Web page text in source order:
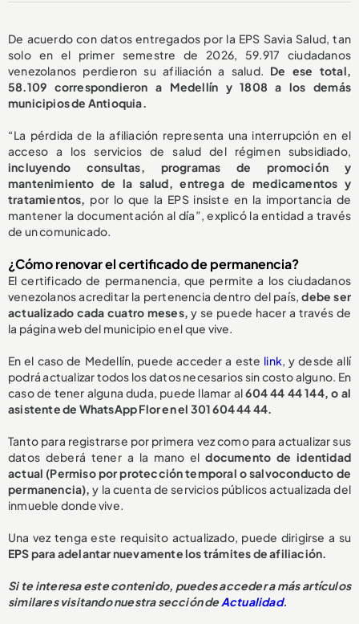
De acuerdo con datos entregados por la EPS Savia Salud, tan
solo en el primer semestre de 2026, 59.917 ciudadanos
venezolanos perdieron su afiliación a salud. De ese total,
58.109 correspondieron a Medellín y 1808 a los demás
municipios de Antioquia.
“La pérdida de la afiliación representa una interrupción en el
acceso a los servicios de salud del régimen subsidiado,
incluyendo consultas, programas de promoción y
mantenimiento de la salud, entrega de medicamentos y
tratamientos, por lo que la EPS insiste en la importancia de
mantener la documentación al día”, explicó la entidad a través
de un comunicado.
¿Cómo renovar el certificado de permanencia?
El certificado de permanencia, que permite a los ciudadanos
venezolanos acreditar la pertenencia dentro del país, debe ser
actualizado cada cuatro meses,y se puede hacer a través de
la página web del municipio en el que vive.
En el caso de Medellín, puede acceder a este link , y desde allí
podrá actualizar todos los datos necesarios sin costo alguno. En
caso de tener alguna duda, puede llamar al604 44 44 144, o al
asistente de WhatsApp Flor en el 301 604 44 44.
Tanto para registrarse por primera vez como para actualizar sus
datos deberá tener a la mano el documento de identidad
actual (Permiso por protección temporal o salvoconducto de
permanencia),y la cuenta de servicios públicos actualizada del
inmueble donde vive.
Una vez tenga este requisito actualizado, puede dirigirse a su
EPS para adelantar nuevamente los trámites de afiliación.
Si te interesa este contenido, puedes acceder a más artículos
similares visitando nuestra sección deActualidad.